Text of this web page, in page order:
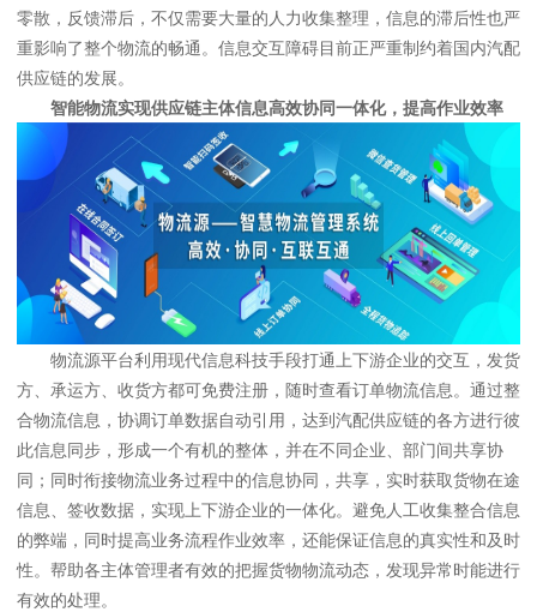
零散，反馈滞后，不仅需要大量的人力收集整理，信息的滞后性也严
重影响了整个物流的畅通。信息交互障碍目前正严重制约着国内汽配
供应链的发展。
智能物流实现供应链主体信息高效协同一体化，提高作业效率
物流源平台利用现代信息科技手段打通上下游企业的交互，发货
方、承运方、收货方都可免费注册，随时查看订单物流信息。通过整
合物流信息，协调订单数据自动引用，达到汽配供应链的各方进行彼
此信息同步，形成一个有机的整体，并在不同企业、部门间共享协
同；同时衔接物流业务过程中的信息协同，共享，实时获取货物在途
信息、签收数据，实现上下游企业的一体化。避免人工收集整合信息
的弊端，同时提高业务流程作业效率，还能保证信息的真实性和及时
性。帮助各主体管理者有效的把握货物物流动态，发现异常时能进行
有效的处理。